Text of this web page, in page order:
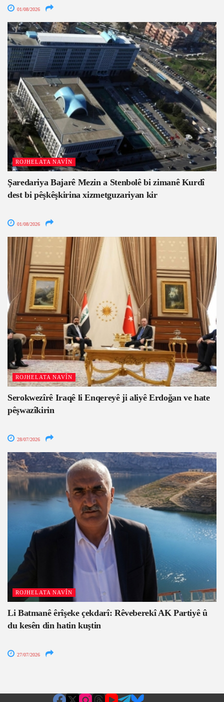
01/08/2026
ROJHELATA NAVÎN
Şaredariya Bajarê Mezin a Stenbolê bi zimanê Kurdî
dest bi pêşkêşkirina xizmetguzariyan kir
01/08/2026
ROJHELATA NAVÎN
Serokwezîrê Iraqê li Enqereyê ji aliyê Erdoğan ve hate
pêşwazîkirin
28/07/2026
ROJHELATA NAVÎN
Li Batmanê êrîşeke çekdarî: Rêveberekî AK Partiyê û
du kesên din hatin kuştin
27/07/2026